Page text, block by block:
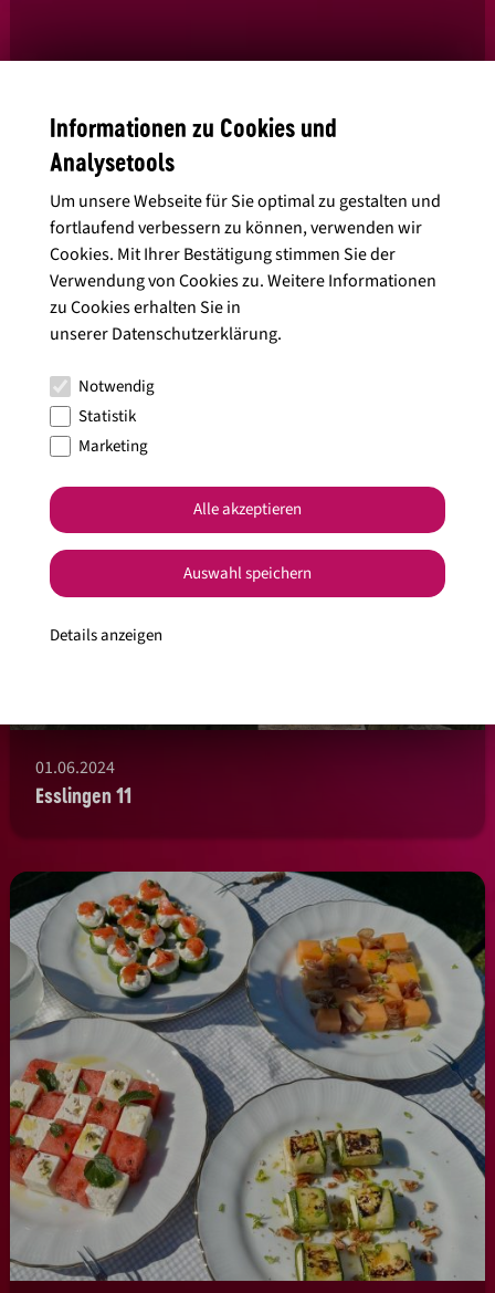
Ja, ich habe dieDatenschutzbedingungen
Alle Artikel anzeigen
01.06.2024
Esslingen 11
Informationen zu Cookies und
Analysetools
Um unsere Webseite für Sie optimal zu gestalten und
fortlaufend verbessern zu können, verwenden wir
Cookies. Mit Ihrer Bestätigung stimmen Sie der
Verwendung von Cookies zu. Weitere Informationen
zu Cookies erhalten Sie in
unsererDatenschutzerklärung.
Notwendig
Statistik
Marketing
Details anzeigen
Auswahl speichern
Alle akzeptieren